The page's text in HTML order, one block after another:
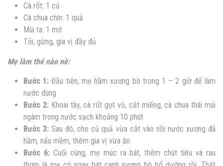
Cà rốt: 1 củ
Cà chua chín: 1 quả
Mùi ta: 1 mớ
Tỏi, gừng, gia vị đầy đủ
Mẹ làm thế nào nè:
Bước 1: Đầu tiên, mẹ hầm xương bò trong 1 – 2 giờ để làm
nước dùng
Bước 2: Khoai tây, cà rốt gọt vỏ, cắt miếng, cà chua thái múi
ngâm trong nước sạch khoảng 10 phút
Bước 3: Sau đó, cho củ quả vừa cắt vào nồi nước xương đã
hầm, nấu mềm, thêm gia vị vừa ăn
Bước 6: Cuối cùng, mẹ múc ra bát, thêm chút tiêu và rau